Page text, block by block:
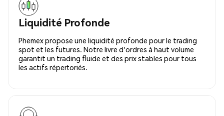
Liquidité Profonde
Phemex propose une liquidité profonde pour le trading
spot et les futures. Notre livre d'ordres à haut volume
garantit un trading fluide et des prix stables pour tous
les actifs répertoriés.